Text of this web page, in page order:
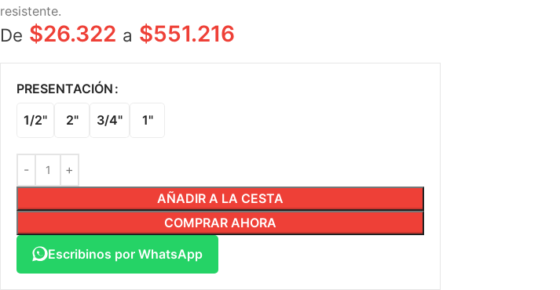
resistente.
De $26.322 a $551.216
PRESENTACIÓN
1/2" 2" 3/4" 1"
AÑADIR A LA CESTA
COMPRAR AHORA
Escribinos por WhatsApp